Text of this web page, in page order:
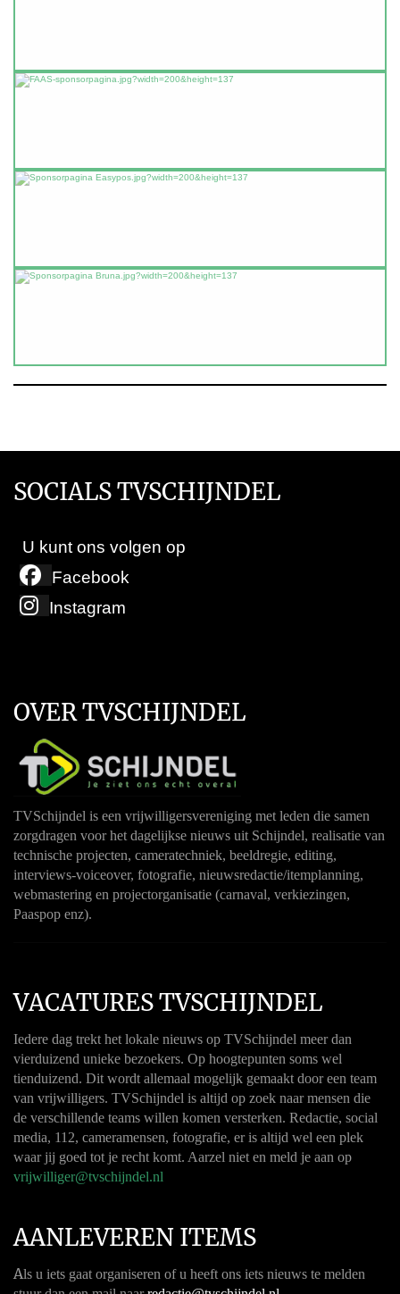
SOCIALS TVSCHIJNDEL
U kunt ons volgen op
Facebook
Instagram
OVER TVSCHIJNDEL
TVSchijndel is een vrijwilligersvereniging met leden die samen
zorgdragen voor het dagelijkse nieuws uit Schijndel, realisatie van
technische projecten, cameratechniek, beeldregie, editing,
interviews-voiceover, fotografie, nieuwsredactie/itemplanning,
webmastering en projectorganisatie (carnaval, verkiezingen,
Paaspop enz).
VACATURES TVSCHIJNDEL
Iedere dag trekt het lokale nieuws op TVSchijndel meer dan
vierduizend unieke bezoekers. Op hoogtepunten soms wel
tienduizend. Dit wordt allemaal mogelijk gemaakt door een team
van vrijwilligers. TVSchijndel is altijd op zoek naar mensen die
de verschillende teams willen komen versterken. Redactie, social
media, 112, cameramensen, fotografie, er is altijd wel een plek
waar jij goed tot je recht komt. Aarzel niet en meld je aan op
vrijwilliger@tvschijndel.nl
AANLEVEREN ITEMS
Als u iets gaat organiseren of u heeft ons iets nieuws te melden